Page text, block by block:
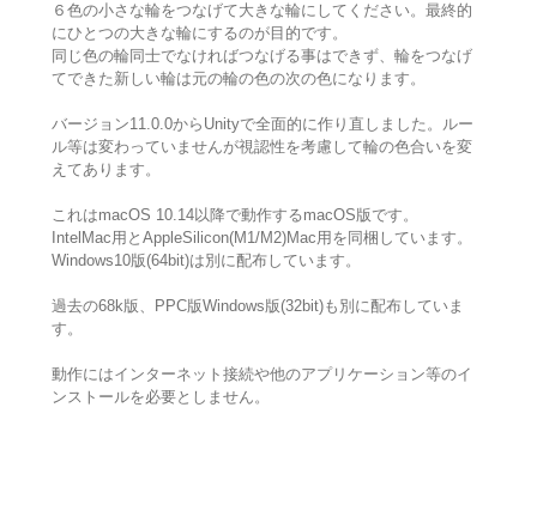
６色の小さな輪をつなげて大きな輪にしてください。最終的
にひとつの大きな輪にするのが目的です。
同じ色の輪同士でなければつなげる事はできず、輪をつなげ
てできた新しい輪は元の輪の色の次の色になります。
バージョン11.0.0からUnityで全面的に作り直しました。ルー
ル等は変わっていませんが視認性を考慮して輪の色合いを変
えてあります。
これはmacOS 10.14以降で動作するmacOS版です。
IntelMac用とAppleSilicon(M1/M2)Mac用を同梱しています。
Windows10版(64bit)は別に配布しています。
過去の68k版、PPC版Windows版(32bit)も別に配布していま
す。
動作にはインターネット接続や他のアプリケーション等のイ
ンストールを必要としません。